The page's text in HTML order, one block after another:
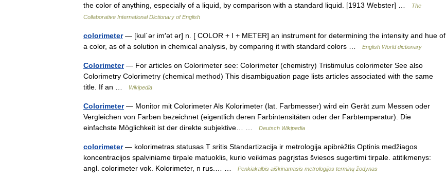
the color of anything, especially of a liquid, by comparison with a standard liquid. [1913 Webster] …
The
Collaborative International Dictionary of English
colorimeter— [kul΄ər im′ət ər] n. [ COLOR + I + METER] an instrument for determining the intensity and hue of
a color, as of a solution in chemical analysis, by comparing it with standard colors …
English World dictionary
Colorimeter— For articles on Colorimeter see: Colorimeter (chemistry) Tristimulus colorimeter See also
Colorimetry Colorimetry (chemical method) This disambiguation page lists articles associated with the same
title. If an …
Wikipedia
Colorimeter— Monitor mit Colorimeter Als Kolorimeter (lat. Farbmesser) wird ein Gerät zum Messen oder
Vergleichen von Farben bezeichnet (eigentlich deren Farbintensitäten oder der Farbtemperatur). Die
einfachste Möglichkeit ist der direkte subjektive… …
Deutsch Wikipedia
colorimeter— kolorimetras statusas T sritis Standartizacija ir metrologija apibrėžtis Optinis medžiagos
koncentracijos spalviniame tirpale matuoklis, kurio veikimas pagrįstas šviesos sugertimi tirpale. atitikmenys:
angl. colorimeter vok. Kolorimeter, n rus.… …
Penkiakalbis aiškinamasis metrologijos terminų žodynas